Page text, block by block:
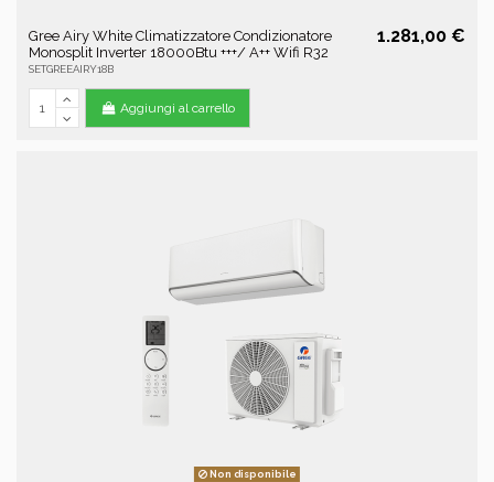
Gree Airy White Climatizzatore Condizionatore
Monosplit Inverter 18000Btu +++/ A++ Wifi R32
SETGREEAIRY18B
1.281,00 €
Aggiungi al carrello
Non disponibile